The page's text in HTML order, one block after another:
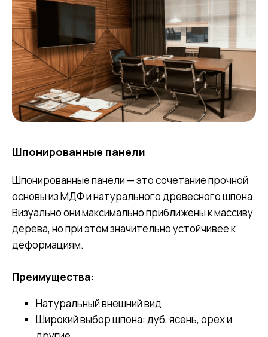
Шпонированные панели
Шпонированные панели — это сочетание прочной
основы из МДФ и натурального древесного шпона.
Визуально они максимально приближены к массиву
дерева, но при этом значительно устойчивее к
деформациям.
Преимущества:
Натуральный внешний вид
Широкий выбор шпона: дуб, ясень, орех и